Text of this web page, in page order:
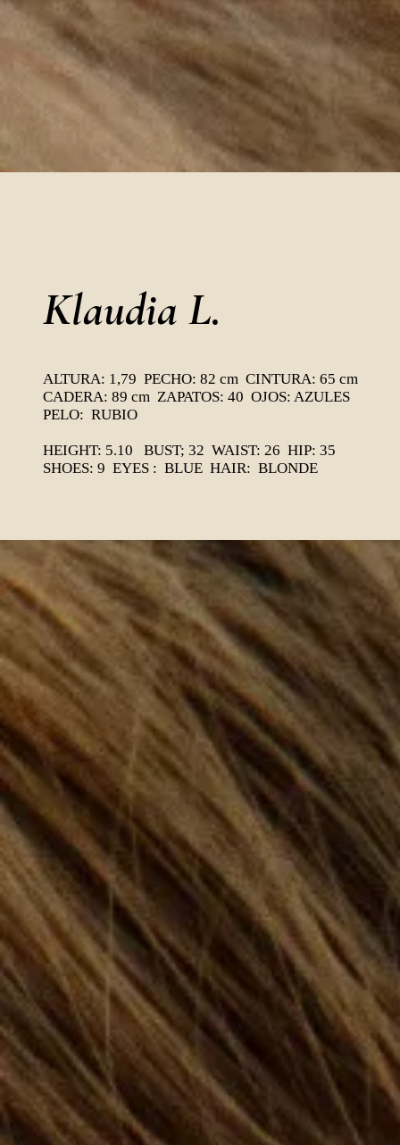
Klaudia L.
ALTURA: 1,79 PECHO: 82 cm CINTURA: 65 cm
CADERA: 89 cm ZAPATOS: 40 OJOS: AZULES
PELO: RUBIO
HEIGHT: 5.10 BUST; 32 WAIST: 26 HIP: 35
SHOES: 9 EYES : BLUE HAIR: BLONDE